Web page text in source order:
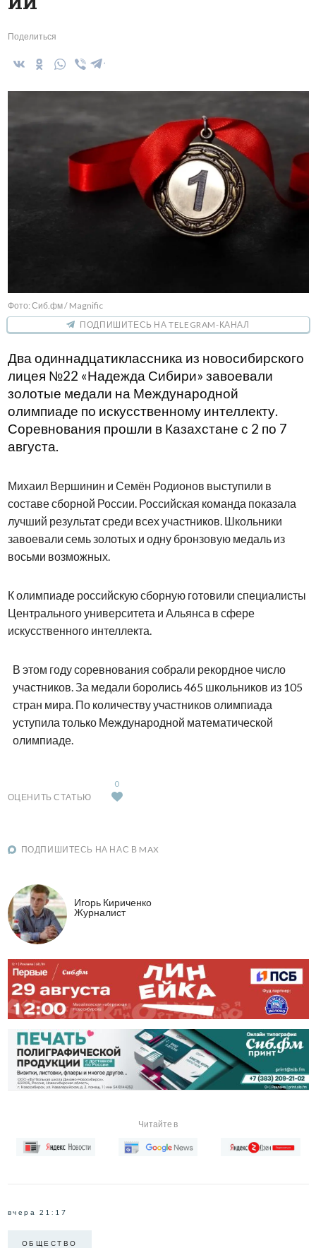
Поделиться
Фото: Сиб.фм / Magnific
ПОДПИШИТЕСЬ НА TELEGRAM-КАНАЛ
Два одиннадцатиклассника из новосибирского
лицея №22 «Надежда Сибири» завоевали
золотые медали на Международной
олимпиаде по искусственному интеллекту.
Соревнования прошли в Казахстане с 2 по 7
августа.
Михаил Вершинин и Семён Родионов выступили в
составе сборной России. Российская команда показала
лучший результат среди всех участников. Школьники
завоевали семь золотых и одну бронзовую медаль из
восьми возможных.
К олимпиаде российскую сборную готовили специалисты
Центрального университета и Альянса в сфере
искусственного интеллекта.
В этом году соревнования собрали рекордное число
участников. За медали боролись 465 школьников из 105
стран мира. По количеству участников олимпиада
уступила только Международной математической
олимпиаде.
ОЦЕНИТЬ СТАТЬЮ
0
ПОДПИШИТЕСЬ НА НАС В MAX
Игорь Кириченко
Журналист
Читайте в
вчера 21:17
ОБЩЕСТВО